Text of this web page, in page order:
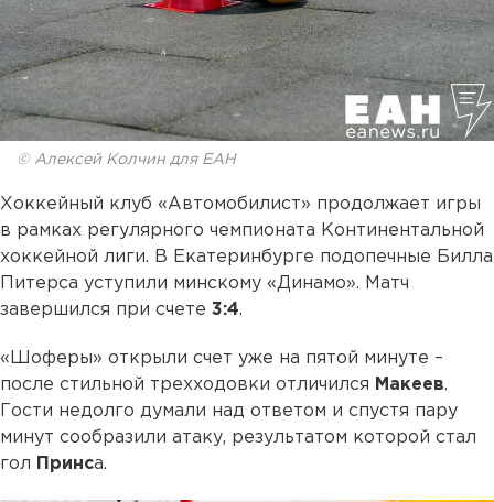
© Алексей Колчин для ЕАН
Хоккейный клуб «Автомобилист» продолжает игры
в рамках регулярного чемпионата Континентальной
хоккейной лиги. В Екатеринбурге подопечные Билла
Питерса уступили минскому «Динамо». Матч
завершился при счете 3:4.
«Шоферы» открыли счет уже на пятой минуте –
после стильной трехходовки отличился Макеев.
Гости недолго думали над ответом и спустя пару
минут сообразили атаку, результатом которой стал
гол Принса.